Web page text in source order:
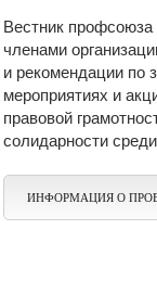
Вестник
членами
и рекомендации по
мероприятиях и
правовой
солидарности
ИНФОРМАЦИЯ О